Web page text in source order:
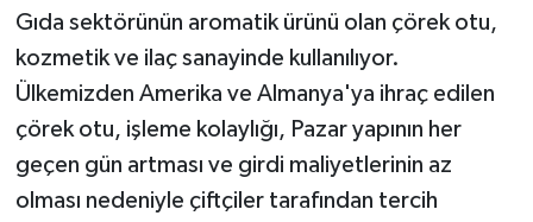
Gıda sektörünün aromatik ürünü olan çörek otu,
kozmetik ve ilaç sanayinde kullanılıyor.
Ülkemizden Amerika ve Almanya'ya ihraç edilen
çörek otu, işleme kolaylığı, Pazar yapının her
geçen gün artması ve girdi maliyetlerinin az
olması nedeniyle çiftçiler tarafından tercih